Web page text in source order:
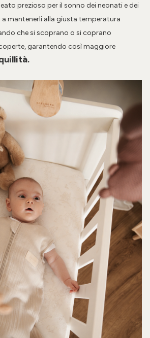
prezioso per il sonno dei neonati e dei
mantenerli alla giusta temperatura
che si scoprano o si coprano
garantendo così maggiore